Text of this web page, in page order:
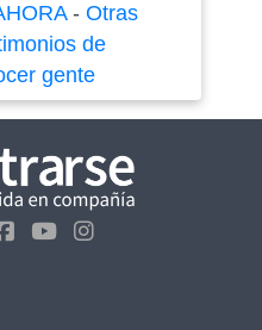
- Otras
de
gente